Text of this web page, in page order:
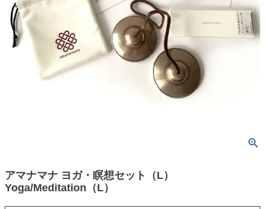
アマナマナ ヨガ・瞑想セット（L）
Yoga/Meditation（L）